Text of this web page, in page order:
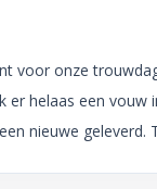
voor onze
er helaas een vouw
nieuwe geleverd.